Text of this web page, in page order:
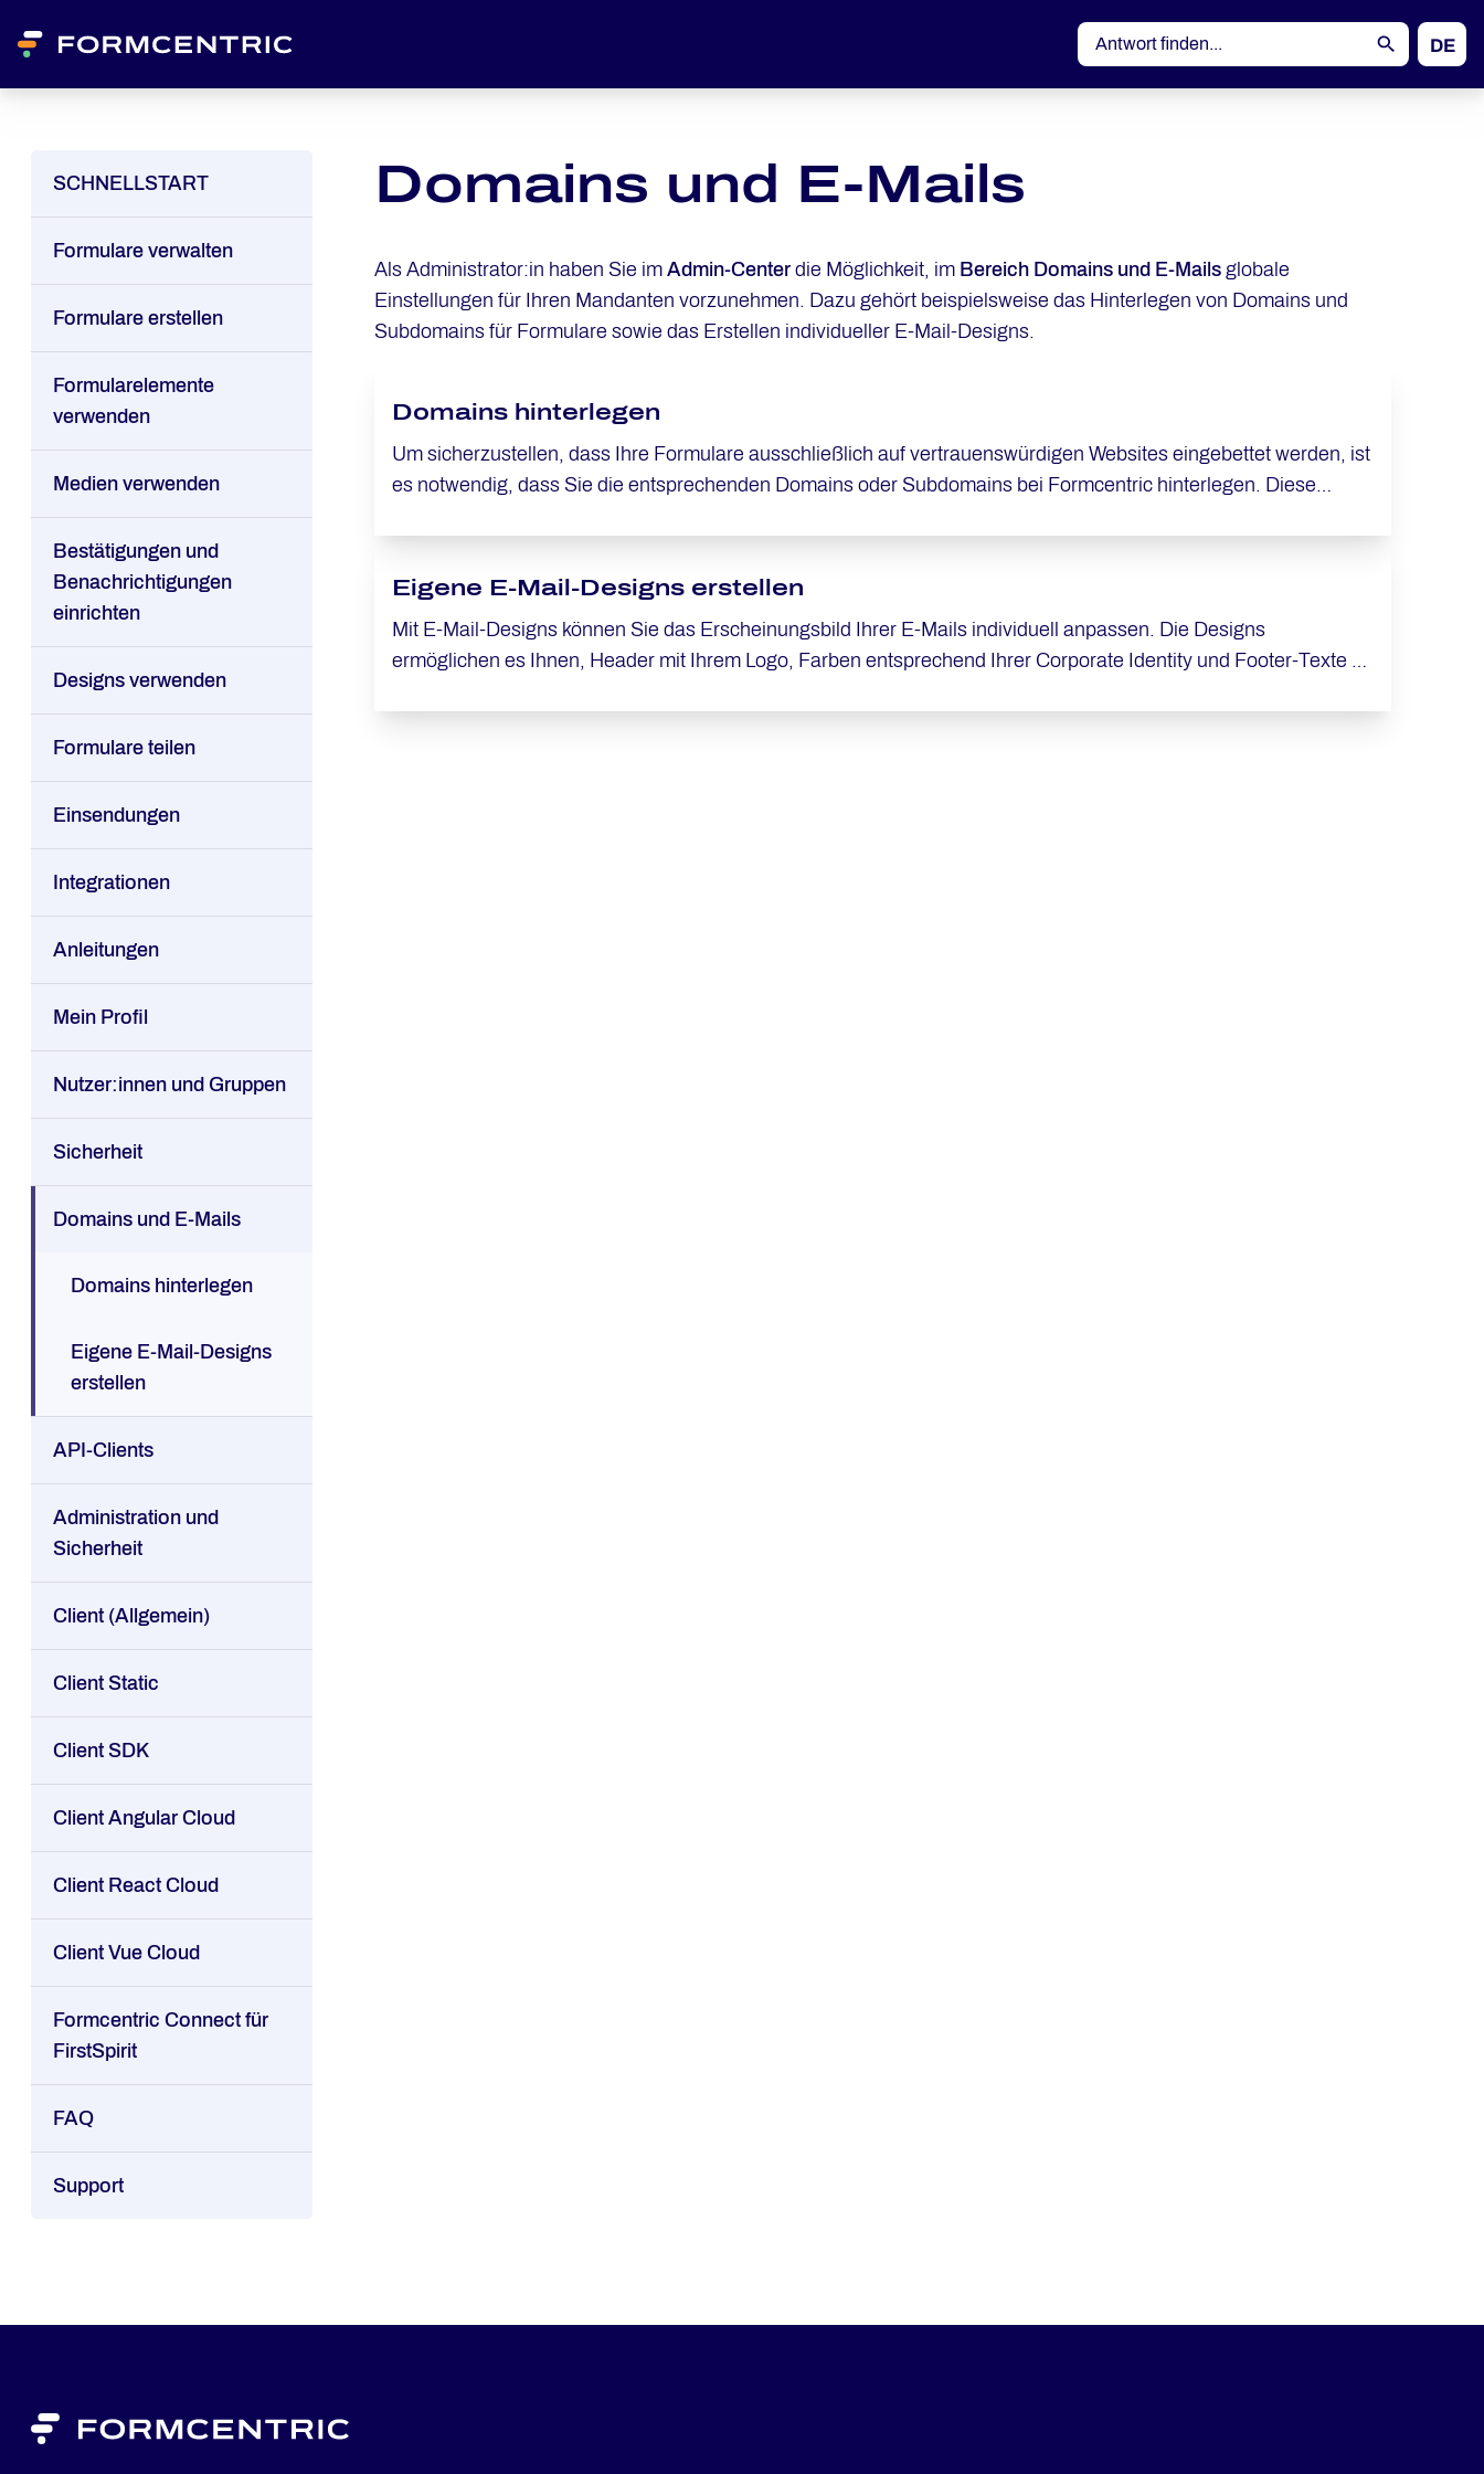
DE
EN
SCHNELLSTART
Formulare verwalten
Formulare erstellen
Formularelemente
verwenden
Medien verwenden
Bestätigungen und
Benachrichtigungen
einrichten
Designs verwenden
Formulare teilen
Einsendungen
Integrationen
Anleitungen
Mein Profil
Nutzer:innen und Gruppen
Sicherheit
Domains und E-Mails
Domains hinterlegen
Eigene E-Mail-Designs
erstellen
API-Clients
Administration und
Sicherheit
Client (Allgemein)
Client Static
Client SDK
Client Angular Cloud
Client React Cloud
Client Vue Cloud
Formcentric Connect für
FirstSpirit
FAQ
Support
Domains und E-Mails
Als Administrator:in haben Sie imAdmin-Centerdie Möglichkeit, im Bereich Domains und E-Mailsglobale
Einstellungen für Ihren Mandanten vorzunehmen. Dazu gehört beispielsweise das Hinterlegen von Domains und
Subdomains für Formulare sowie das Erstellen individueller E-Mail-Designs.
Domains hinterlegen
Um sicherzustellen, dass Ihre Formulare ausschließlich auf vertrauenswürdigen Websites eingebettet werden, ist
es notwendig, dass Sie die entsprechenden Domains oder Subdomains bei Formcentric hinterlegen. Diese
Eigene E-Mail-Designs erstellen
Mit E-Mail-Designs können Sie das Erscheinungsbild Ihrer E-Mails individuell anpassen. Die Designs
ermöglichen es Ihnen, Header mit Ihrem Logo, Farben entsprechend Ihrer Corporate Identity und Footer-Texte zu